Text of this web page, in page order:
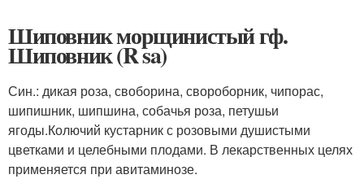
Шиповник морщинистый гф.
Шиповник (R sa)
Син.: дикая роза, своборина, свороборник, чипорас,
шипишник, шипшина, собачья роза, петушьи
ягоды.Колючий кустарник с розовыми душистыми
цветками и целебными плодами. В лекарственных целях
применяется при авитаминозе.